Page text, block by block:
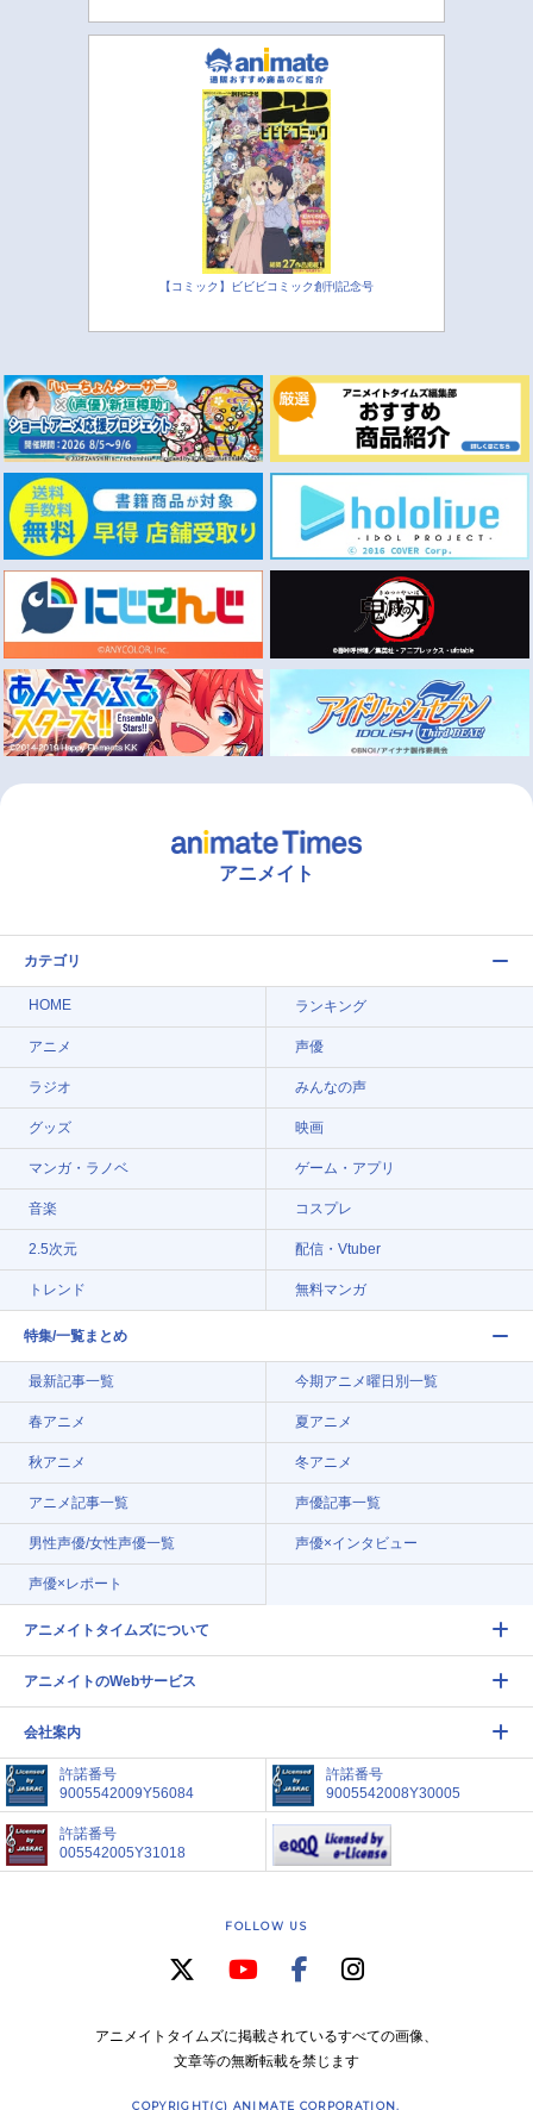
【コミック】ビビビコミック創刊記念号
アニメイト
カテゴリ
HOME ランキング
アニメ 声優
ラジオ みんなの声
グッズ 映画
マンガ・ラノベ ゲーム・アプリ
音楽 コスプレ
2.5次元 配信・Vtuber
トレンド 無料マンガ
特集/一覧まとめ
最新記事一覧 今期アニメ曜日別一覧
春アニメ 夏アニメ
秋アニメ 冬アニメ
アニメ記事一覧 声優記事一覧
男性声優/女性声優一覧 声優×インタビュー
声優×レポート
アニメイトタイムズについて
アニメイトのWebサービス
会社案内
許諾番号
9005542009Y56084
許諾番号
9005542008Y30005
許諾番号
005542005Y31018
FOLLOW US
アニメイトタイムズに掲載されているすべての画像、
文章等の無断転載を禁じます
COPYRIGHT(C) ANIMATE CORPORATION.